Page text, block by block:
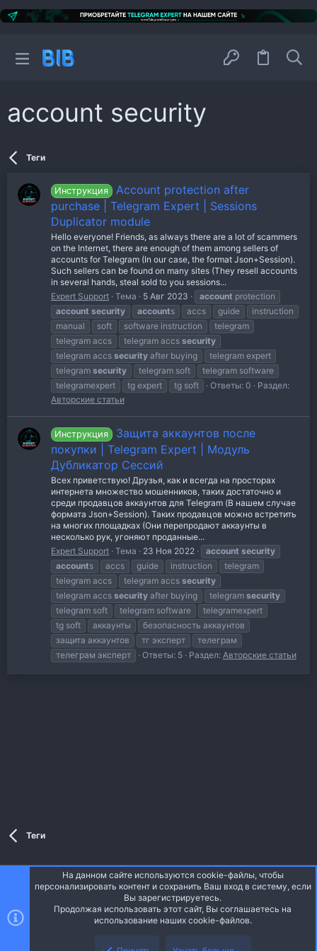
account security
Теги
Инструкция
Account protection after
purchase | Telegram Expert | Sessions
Duplicator module
Hello everyone! Friends, as always there are a lot of scammers
on the Internet, there are enough of them among sellers of
accounts for Telegram (In our case, the format Json+Session).
Such sellers can be found on many sites (They resell accounts
in several hands, steal sold to you sessions...
Expert Support Тема 5 Авг 2023 account protection
account security accounts accs guide
instruction
manual
soft software instruction
telegram
telegram accs
telegram accs security
telegram accs security after buying
telegram expert
telegram security telegram soft
telegram software
telegramexpert
tg expert tg soft Ответы: 0
Раздел:
Авторские статьи
Инструкция
Защита аккаунтов после
покупки | Telegram Expert | Модуль
Дубликатор Сессий
Всех приветствую! Друзья, как и всегда на просторах
интернета множество мошенников, таких достаточно и
среди продавцов аккаунтов для Telegram (В нашем случае
формата Json+Session). Таких продавцов можно встретить
на многих площадках (Они перепродают аккаунты в
несколько рук, угоняют проданные...
Expert Support Тема 23 Ноя 2022 account security
accounts accs guide instruction
telegram
telegram accs
telegram accs security
telegram accs security after buying telegram security
telegram soft
telegram software
telegramexpert
tg soft
аккаунты
безопасность аккаунтов
защита аккаунтов
тг эксперт
телеграм
телеграм эксперт
Ответы: 5 Раздел: Авторские статьи
Теги
Style and add-ons by ThemeHouse
Перевод от Jumuro ®
Запросы 12 Время 0.0330s Память 3.27MB
Верх
На данном сайте используются cookie-файлы, чтобы
персонализировать контент и сохранить Ваш вход в систему, если
Вы зарегистрируетесь.
Продолжая использовать этот сайт, Вы соглашаетесь на
использование наших cookie-файлов.